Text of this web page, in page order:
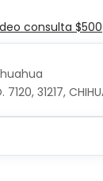
consulta $500
7120, 31217,